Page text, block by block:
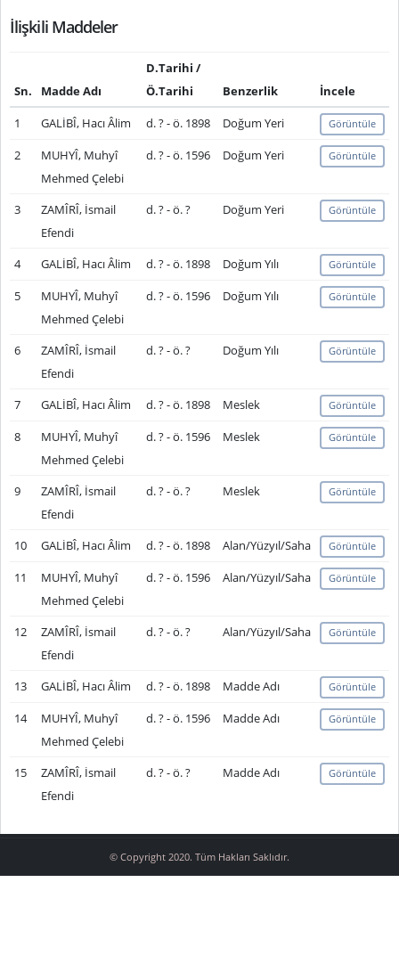
İlişkili Maddeler
Sn. Madde Adı
D.Tarihi /
Ö.Tarihi
Benzerlik
İncele
1
GALİBÎ, Hacı Âlim d. ? - ö. 1898 Doğum Yeri Görüntüle
2
MUHYÎ, Muhyî
Mehmed Çelebi
d. ? - ö. 1596 Doğum Yeri Görüntüle
3
ZAMÎRÎ, İsmail
Efendi
d. ? - ö. ? Doğum Yeri Görüntüle
4 GALİBÎ, Hacı Âlim d. ? - ö. 1898 Doğum Yılı Görüntüle
5
MUHYÎ, Muhyî
Mehmed Çelebi
d. ? - ö. 1596 Doğum Yılı Görüntüle
6
ZAMÎRÎ, İsmail
Efendi
d. ? - ö. ? Doğum Yılı Görüntüle
7 GALİBÎ, Hacı Âlim d. ? - ö. 1898 Meslek Görüntüle
8
MUHYÎ, Muhyî
Mehmed Çelebi
d. ? - ö. 1596 Meslek Görüntüle
9
ZAMÎRÎ, İsmail
Efendi
d. ? - ö. ? Meslek Görüntüle
10 GALİBÎ, Hacı Âlim d. ? - ö. 1898 Alan/Yüzyıl/Saha Görüntüle
11
MUHYÎ, Muhyî
Mehmed Çelebi
d. ? - ö. 1596 Alan/Yüzyıl/Saha Görüntüle
12
ZAMÎRÎ, İsmail
Efendi
d. ? - ö. ? Alan/Yüzyıl/Saha Görüntüle
13 GALİBÎ, Hacı Âlim d. ? - ö. 1898 Madde Adı Görüntüle
14
MUHYÎ, Muhyî
Mehmed Çelebi
d. ? - ö. 1596 Madde Adı Görüntüle
15
ZAMÎRÎ, İsmail
Efendi
d. ? - ö. ? Madde Adı Görüntüle
© Copyright 2020. Tüm Hakları Saklıdır.